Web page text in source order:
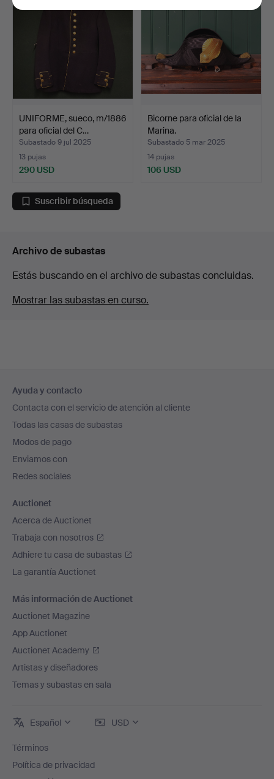
UNIFORME, sueco, m/1886
para oficial del C…
Subastado 9 jul 2025
13 pujas
290 USD
Bicorne para oficial de la
Marina.
Subastado 5 mar 2025
14 pujas
106 USD
Suscribir búsqueda
Archivo de subastas
Estás buscando en el archivo de subastas concluidas.
Mostrar las subastas en curso.
en
el
pie
de
página
Ayuda y contacto
Contacta con el servicio de atención al cliente
Todas las casas de subastas
Modos de pago
Enviamos con
Redes sociales
Auctionet
Acerca de Auctionet
Trabaja con nosotros
Adhiere tu casa de subastas
La garantía Auctionet
Más información de Auctionet
Auctionet Magazine
App Auctionet
Auctionet Academy
Artistas y diseñadores
Temas y subastas en sala
Español USD
Términos
Política de privacidad